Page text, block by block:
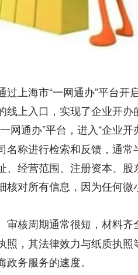
上海市“一网通办”平台
上入口，实现了企业开办
网通办”平台，进入“企业
名称进行检索和反馈，通
、经营范围、注册资本、
核对所有信息，因为任何
审核周期通常很短，材料齐
照，其法律效力与纸质执
务服务的速度。